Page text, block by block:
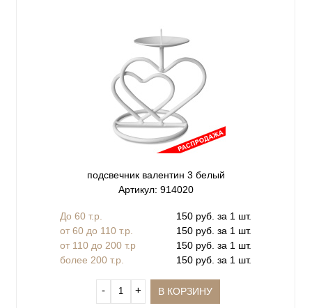
подсвечник валентин 3 белый
Артикул: 914020
До 60 т.р.
150 руб. за 1 шт.
от 60 до 110 т.р.
150 руб. за 1 шт.
от 110 до 200 т.р
150 руб. за 1 шт.
более 200 т.р.
150 руб. за 1 шт.
‐ + В КОРЗИНУ